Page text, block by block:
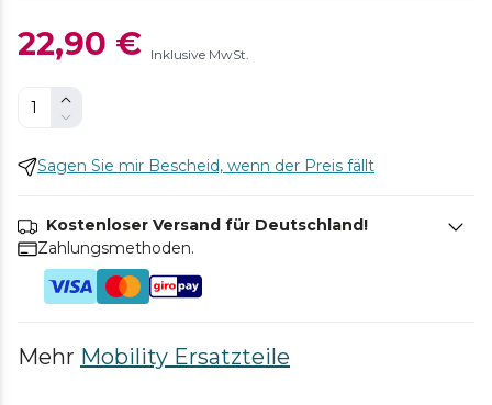
22,90 € Inklusive MwSt.
Sagen Sie mir Bescheid, wenn der Preis fällt
Kostenloser Versand für Deutschland!
Zahlungsmethoden.
Mehr Mobility Ersatzteile